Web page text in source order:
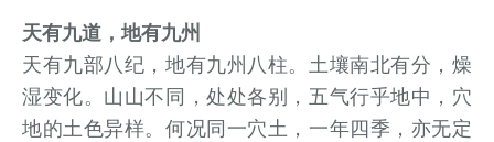
天有九道，地有九州
天有九部八纪，地有九州八柱。土壤南北有分，燥
湿变化。山山不同，处处各别，五气行乎地中，穴
地的土色异样。何况同一穴土，一年四季，亦无定